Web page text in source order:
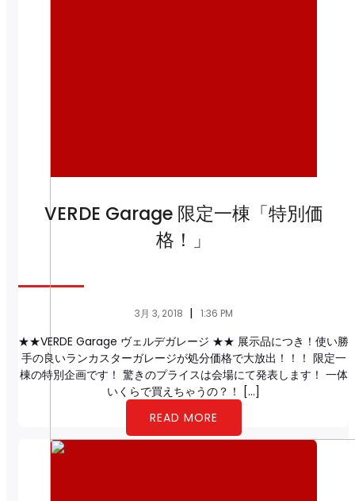
VERDE Garage 限定一棟「特別価
格！」
3月 3, 2018 | 1:36 PM
★★VERDE Garage ヴェルデガレージ ★★ 展示品につき！使い勝
手の良いランカスターガレージが処分価格で大放出！！！ 限定一
棟の特別企画です！ 驚きのプライスは会場にて発表します！ 一体
いくらで買えちゃうの？！ […]
READ MORE